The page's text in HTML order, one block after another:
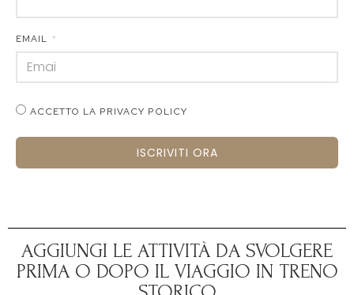
EMAIL
ACCETTO LA PRIVACY POLICY
ISCRIVITI ORA
AGGIUNGI LE ATTIVITÀ DA SVOLGERE
PRIMA O DOPO IL VIAGGIO IN TRENO